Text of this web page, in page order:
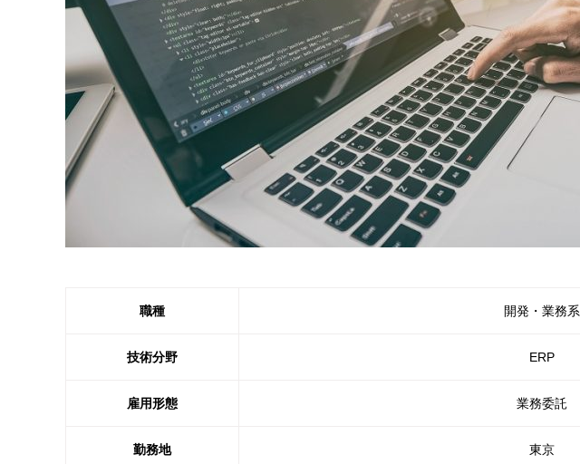
職種 開発・業務系
技術分野 ERP
雇用形態 業務委託
勤務地 東京